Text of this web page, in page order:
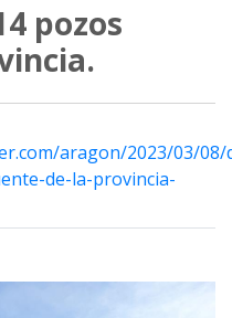
pozos
aragon/2023/03/08/
de-la-provincia-